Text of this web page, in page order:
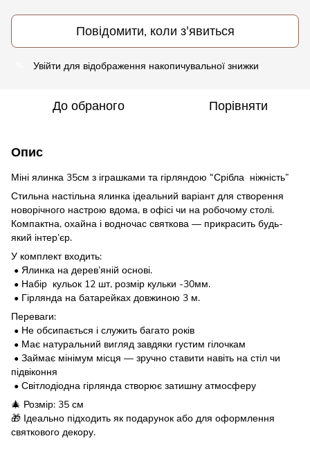
Повідомити, коли з'явиться
Увійти для відображення накопичувальної знижки
До обраного Порівняти
Опис
Міні ялинка 35см з іграшками та гірляндою “Срібла ніжність”
Стильна настільна ялинка ідеальний варіант для створення
новорічного настрою вдома, в офісі чи на робочому столі.
Компактна, охайна і водночас святкова — прикрасить будь-
який інтер’єр.
У комплект входить:
• Ялинка на дерев’яній основі.
• Набір кульок 12 шт, розмір кульки -30мм.
• Гірлянда на батарейках довжиною 3 м.
Переваги:
• Не обсипається і служить багато років
• Має натуральний вигляд завдяки густим гілочкам
• Займає мінімум місця — зручно ставити навіть на стіл чи
підвіконня
• Світлодіодна гірлянда створює затишну атмосферу
🎄 Розмір: 35 см
🎁 Ідеально підходить як подарунок або для оформлення
святкового декору.